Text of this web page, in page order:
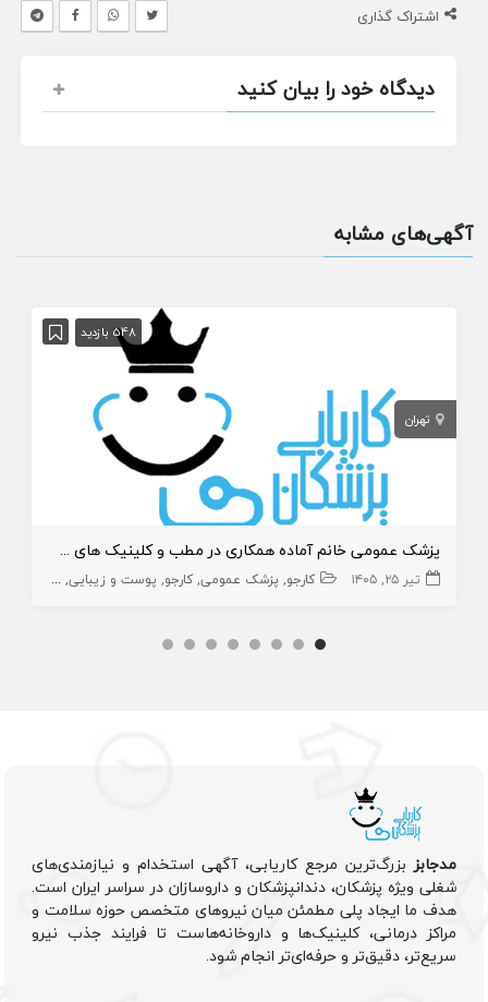
اشتراک گذاری
دیدگاه خود را بیان کنید
آگهی‌های مشابه
548 بازدید
تهران
پزشک عمومی خانم آماده همکاری در مطب و کلینیک های شمال تهران
تیر ۲۵, ۱۴۰۵ کارجو پزشک عمومی کارجو پوست و زیبایی زیبایی
مدجابزبزرگ‌ترین مرجع کاریابی، آگهی استخدام و نیازمندی‌های
شغلی ویژه پزشکان، دندانپزشکان و داروسازان در سراسر ایران است.
هدف ما ایجاد پلی مطمئن میان نیروهای متخصص حوزه سلامت و
مراکز درمانی، کلینیک‌ها و داروخانه‌هاست تا فرایند جذب نیرو
سریع‌تر، دقیق‌تر و حرفه‌ای‌تر انجام شود.